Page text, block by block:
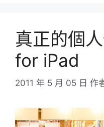
真正的個
for iPad
2011 年 5 月 05 日 作